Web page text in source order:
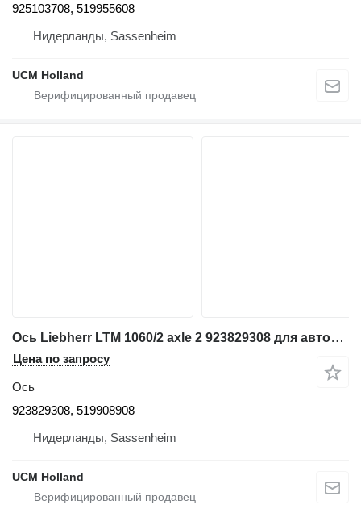
925103708, 519955608
Нидерланды, Sassenheim
UCM Holland
Ось Liebherr LTM 1060/2 axle 2 923829308 для автокрана
Цена по запросу
Ось
923829308, 519908908
Нидерланды, Sassenheim
UCM Holland